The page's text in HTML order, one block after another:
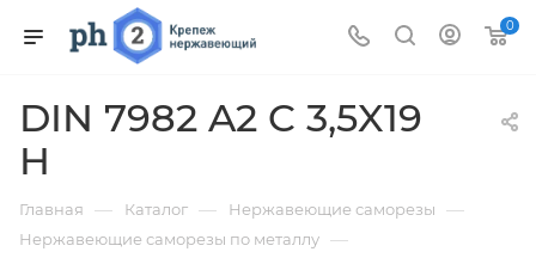
0
DIN 7982 A2 C 3,5X19
H
Главная — Каталог — Нержавеющие саморезы —
Нержавеющие саморезы по металлу —